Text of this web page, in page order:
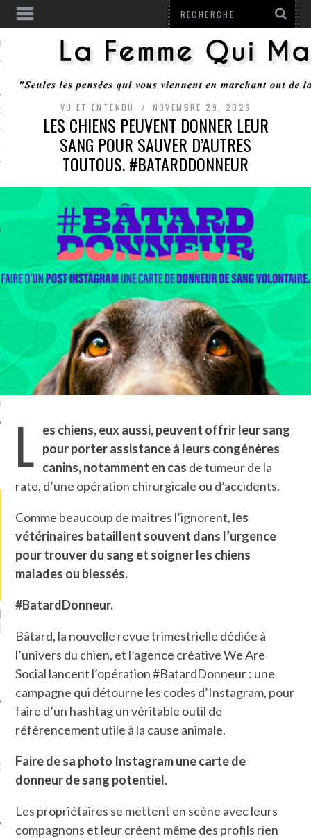
RESTER
MONROZIER
ARCACHON
LA PHOTO
ATTACHÉS À LA
DE L’AMBASSADE
À PARIS. POURQUOI
? POUR QUI ?
LARDONS DANS LA HALLE
DE DAX. ET POURQUOI PAS
?
MES DERNIERS
SUR FACEBOOK
VU ET ENTENDU NOVEMBRE 29, 2023
LES CHIENS PEUVENT DONNER LEUR
SANG POUR SAUVER D’AUTRES
TOUTOUS. #BATARDDONNEUR
L es chiens, eux aussi, peuvent offrir leur sang
pour porter assistance à leurs congénères
canins, notamment en cas de tumeur de la
rate, d’une opération chirurgicale ou d’accidents.
Comme beaucoup de maitres l’ignorent, les
vétérinaires bataillent souvent dans l’urgence
pour trouver du sang et soigner les chiens
malades ou blessés.
#BatardDonneur.
Bâtard, la nouvelle revue trimestrielle dédiée à
l’univers du chien, et l’agence créative We Are
Social lancent l’opération #BatardDonneur : une
campagne qui détourne les codes d’Instagram, pour
faire d’un hashtag un véritable outil de
référencement utile à la cause animale.
Faire de sa photo Instagram une carte de
donneur de sang potentiel.
Les propriétaires se mettent en scène avec leurs
compagnons et leur créent même des profils rien